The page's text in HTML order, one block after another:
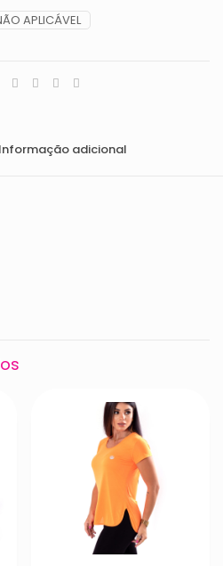
APLICÁVEL
Informação adicional